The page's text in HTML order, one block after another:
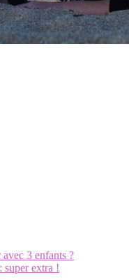
3 enfants ?
super extra !